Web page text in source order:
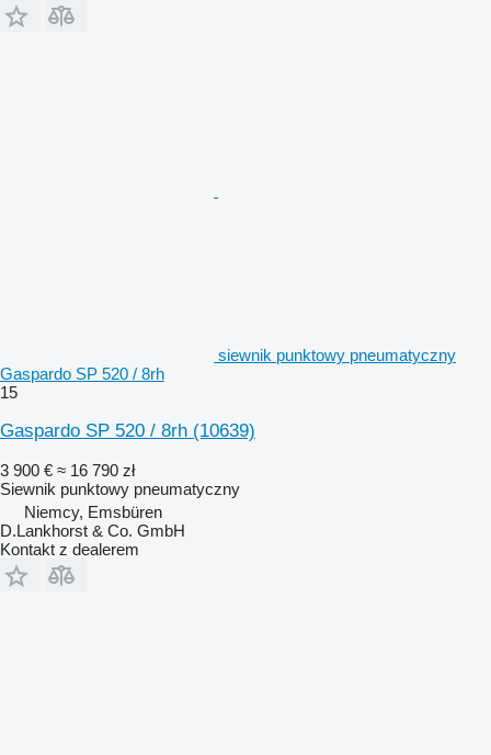
siewnik punktowy pneumatyczny
Gaspardo SP 520 / 8rh
15
Gaspardo SP 520 / 8rh (10639)
3 900 € ≈ 16 790 zł
Siewnik punktowy pneumatyczny
Niemcy, Emsbüren
D.Lankhorst & Co. GmbH
Kontakt z dealerem